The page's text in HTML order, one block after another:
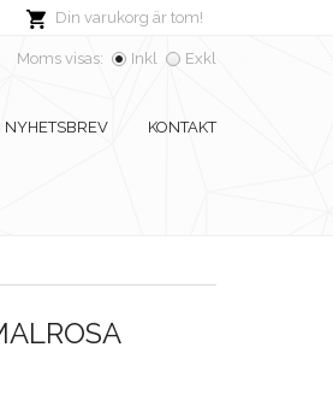
Din varukorg är tom!
Moms visas: Inkl Exkl
NYHETSBREV KONTAKT